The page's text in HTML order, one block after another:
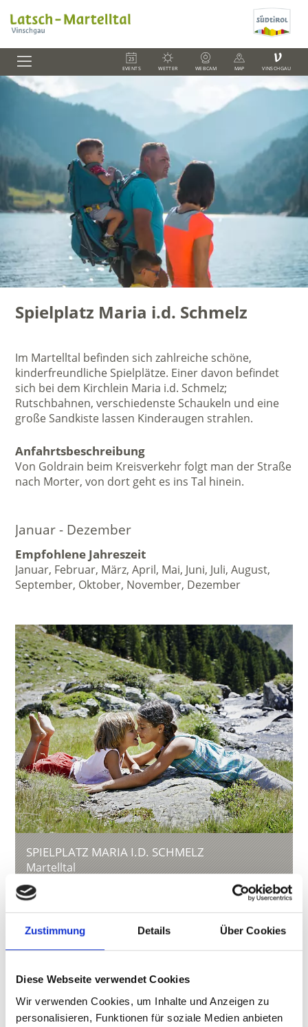
Zustimmung Details Über Cookies
Diese Webseite verwendet Cookies
Wir verwenden Cookies, um Inhalte und Anzeigen zu
personalisieren, Funktionen für soziale Medien anbieten
EVENTS WETTER WEBCAM MAP
V
VINSCHGAU
Spielplatz Maria i.d. Schmelz
Im Martelltal befinden sich zahlreiche schöne,
kinderfreundliche Spielplätze. Einer davon befindet
sich bei dem Kirchlein Maria i.d. Schmelz;
Rutschbahnen, verschiedenste Schaukeln und eine
große Sandkiste lassen Kinderaugen strahlen.
Anfahrtsbeschreibung
Von Goldrain beim Kreisverkehr folgt man der Straße
nach Morter, von dort geht es ins Tal hinein.
Januar - Dezember
Empfohlene Jahreszeit
Januar, Februar, März, April, Mai, Juni, Juli, August,
September, Oktober, November, Dezember
SPIELPLATZ MARIA I.D. SCHMELZ
Martelltal
39021
info@latsch.it
T+39 0473 623109